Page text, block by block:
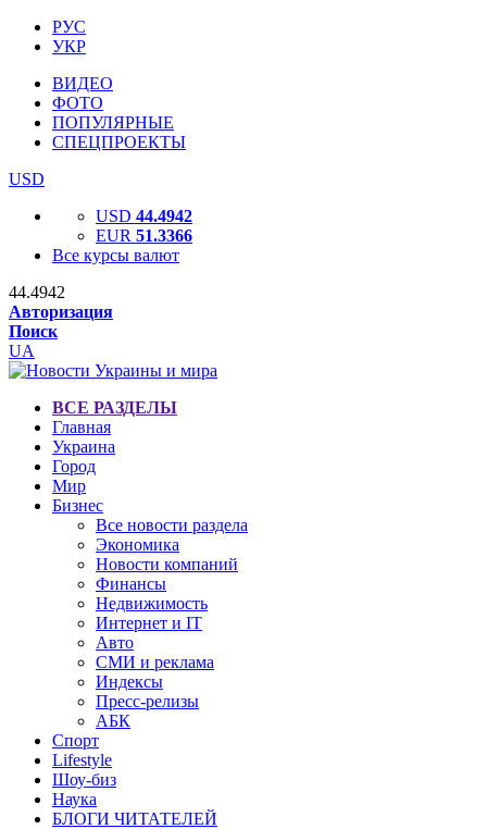
РУС
УКР
ВИДЕО
ФОТО
ПОПУЛЯРНЫЕ
СПЕЦПРОЕКТЫ
USD
USD 44.4942
EUR 51.3366
Все курсы валют
44.4942
Авторизация
Поиск
UA
ВСЕ РАЗДЕЛЫ
Главная
Украина
Город
Мир
Бизнес
Все новости раздела
Экономика
Новости компаний
Финансы
Недвижимость
Интернет и IT
Авто
СМИ и реклама
Индексы
Пресс-релизы
АБК
Спорт
Lifestyle
Шоу-биз
Наука
БЛОГИ ЧИТАТЕЛЕЙ